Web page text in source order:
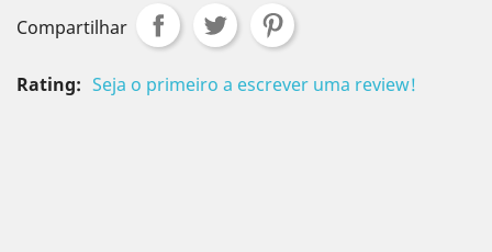
Compartilhar
Rating: Seja o primeiro a escrever uma review!